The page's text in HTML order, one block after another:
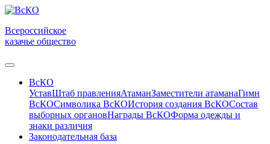
Всероссийское
казачье общество
ВсКО
УставШтаб правленияАтаманЗаместители атаманаГимн
ВсКОСимволика ВсКОИстория создания ВсКОСостав
выборных органовНаграды ВсКОФорма одежды и
знаки различия
Законодательная база